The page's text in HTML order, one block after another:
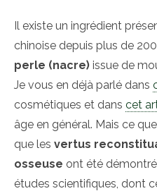
Il existe un ingrédient
chinoise depuis plus de
perle (nacre) issue de
Je vous en déjà parlé dans
cosmétiques et dans cet
âge en général. Mais ce
que les vertus
osseuse ont été
études scientifiques, dont